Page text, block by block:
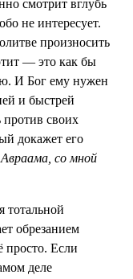
смотрит вглубь
не интересует.
произносить
— это как бы
И Бог ему нужен
и быстрей
против своих
докажет его
со мной
тотальной
обрезанием
просто. Если
деле